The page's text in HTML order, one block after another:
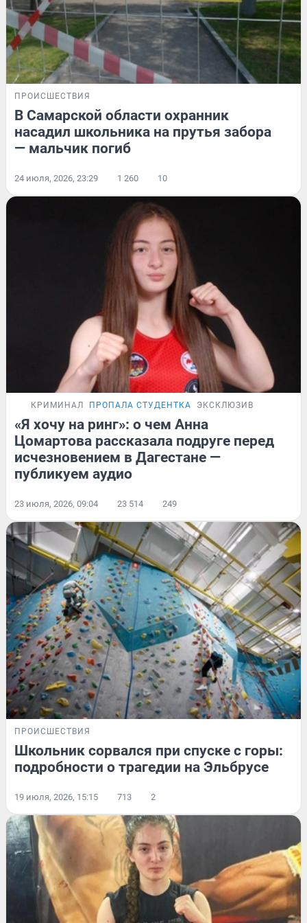
ПРОИСШЕСТВИЯ
В Самарской области охранник
насадил школьника на прутья забора
— мальчик погиб
24 июля, 2026, 23:29 1 260 10
КРИМИНАЛ ПРОПАЛА СТУДЕНТКА ЭКСКЛЮЗИВ
«Я хочу на ринг»: о чем Анна
Цомартова рассказала подруге перед
исчезновением в Дагестане —
публикуем аудио
23 июля, 2026, 09:04 23 514 249
ПРОИСШЕСТВИЯ
Школьник сорвался при спуске с горы:
подробности о трагедии на Эльбрусе
19 июля, 2026, 15:15 713 2